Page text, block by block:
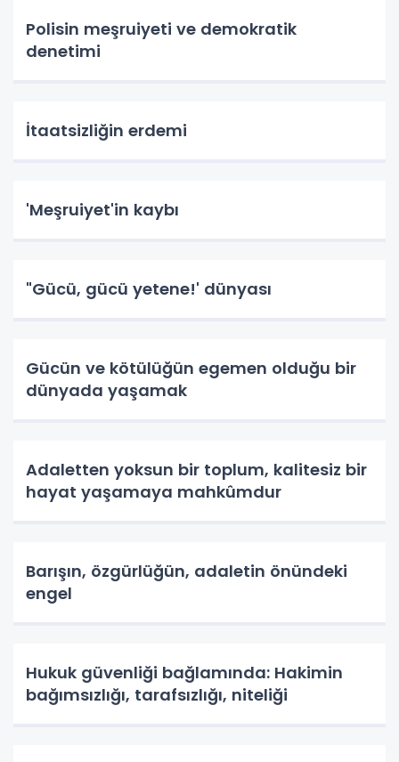
Polisin meşruiyeti ve demokratik
denetimi
İtaatsizliğin erdemi
'Meşruiyet'in kaybı
"Gücü, gücü yetene!' dünyası
Gücün ve kötülüğün egemen olduğu bir
dünyada yaşamak
Adaletten yoksun bir toplum, kalitesiz bir
hayat yaşamaya mahkûmdur
Barışın, özgürlüğün, adaletin önündeki
engel
Hukuk güvenliği bağlamında: Hakimin
bağımsızlığı, tarafsızlığı, niteliği